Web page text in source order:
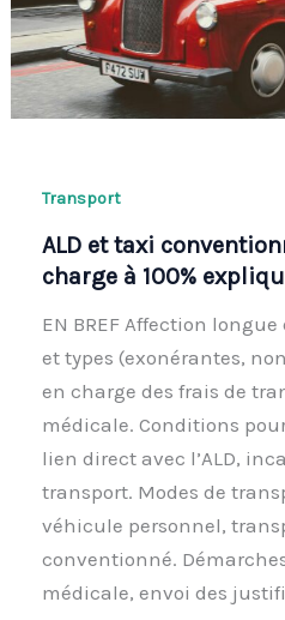
Transport
ALD et taxi
charge à 100%
EN BREF Affection
et types (exonérantes,
en charge des frais de
médicale. Conditions
lien direct avec l’ALD,
transport. Modes de
véhicule personnel,
conventionné.
médicale, envoi des